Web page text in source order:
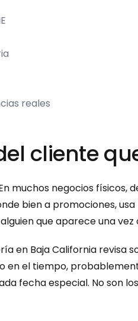
reales
cliente
muchos negocios físicos,
bien a promociones,
que aparece una
en Baja California revisa
el tiempo,
fecha especial. No son